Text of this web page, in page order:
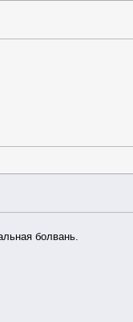
болвань.